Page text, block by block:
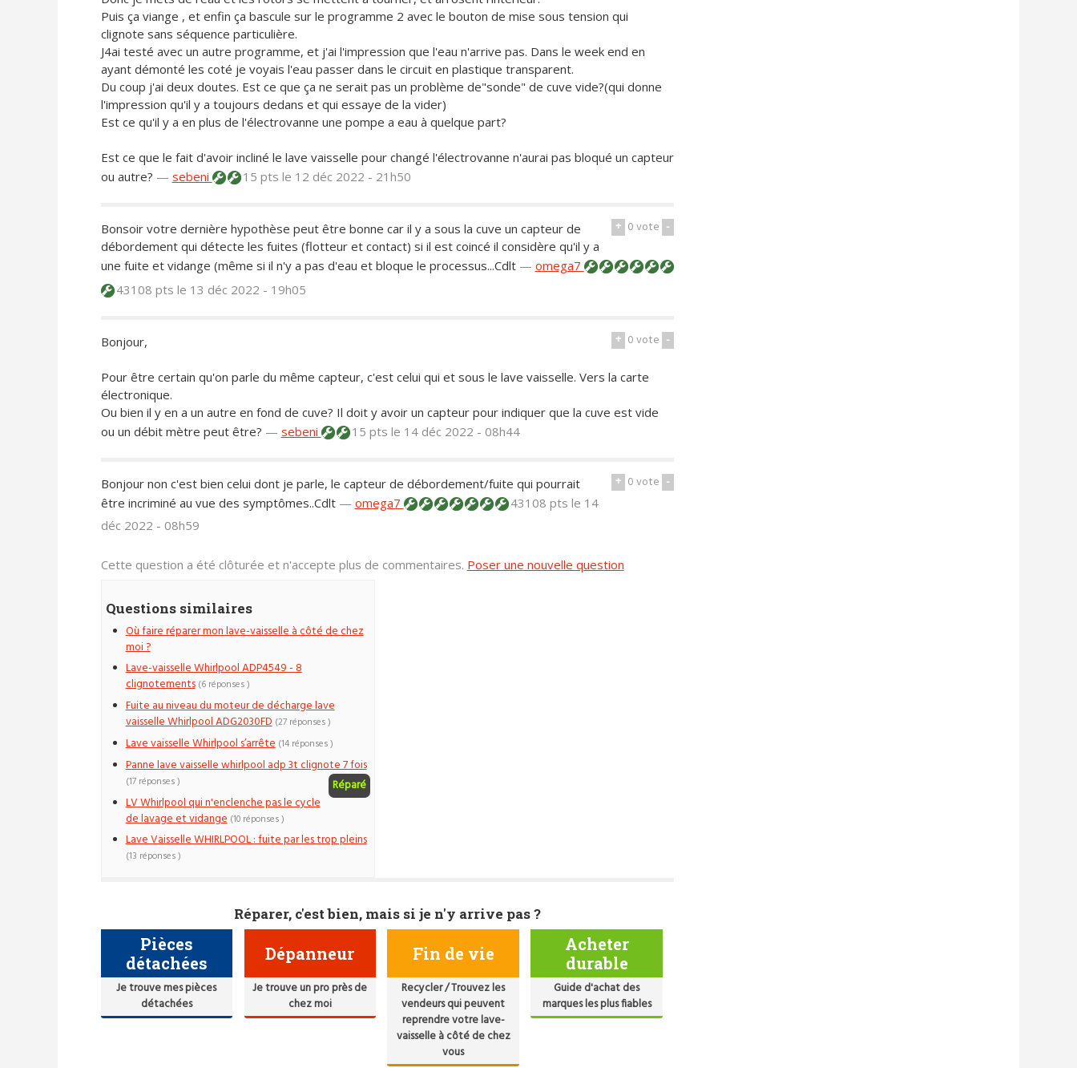
Puis ça viange , et enfin ça bascule sur le programme 2 avec le bouton de mise sous tension qui
clignote sans séquence particulière.
J4ai testé avec un autre programme, et j'ai l'impression que l'eau n'arrive pas. Dans le week end en
ayant démonté les coté je voyais l'eau passer dans le circuit en plastique transparent.
Du coup j'ai deux doutes. Est ce que ça ne serait pas un problème de"sonde" de cuve vide?(qui donne
l'impression qu'il y a toujours dedans et qui essaye de la vider)
Est ce qu'il y a en plus de l'électrovanne une pompe a eau à quelque part?
Est ce que le fait d'avoir incliné le lave vaisselle pour changé l'électrovanne n'aurai pas bloqué un capteur
ou autre? — sebeni 15 pts le 12 déc 2022 - 21h50
+ 0vote -
Bonsoir votre dernière hypothèse peut être bonne car il y a sous la cuve un capteur de
débordement qui détecte les fuites (flotteur et contact) si il est coincé il considère qu'il y a
une fuite et vidange (même si il n'y a pas d'eau et bloque le processus...Cdlt — omega7
43108 pts le 13 déc 2022 - 19h05
+ 0vote -
Bonjour,
Pour être certain qu'on parle du même capteur, c'est celui qui et sous le lave vaisselle. Vers la carte
électronique.
Ou bien il y en a un autre en fond de cuve? Il doit y avoir un capteur pour indiquer que la cuve est vide
ou un débit mètre peut être? — sebeni 15 pts le 14 déc 2022 - 08h44
+ 0vote -
Bonjour non c'est bien celui dont je parle, le capteur de débordement/fuite qui pourrait
être incriminé au vue des symptômes..Cdlt — omega7 43108 pts le 14
déc 2022 - 08h59
Cette question a été clôturée et n'accepte plus de commentaires. Poser une nouvelle question
Questions similaires
Où faire réparer mon lave-vaisselle à côté de chez
moi ?
Lave-vaisselle Whirlpool ADP4549 - 8
clignotements (6 réponses )
Fuite au niveau du moteur de décharge lave
vaisselle Whirlpool ADG2030FD (27 réponses )
Lave vaisselle Whirlpool s’arrête (14 réponses )
Panne lave vaisselle whirlpool adp 3t clignote 7 fois
Réparé
(17 réponses )
LV Whirlpool qui n'enclenche pas le cycle
de lavage et vidange (10 réponses )
Lave Vaisselle WHIRLPOOL : fuite par les trop pleins
(13 réponses )
Réparer, c'est bien, mais si je n'y arrive pas ?
Pièces
détachées
Je trouve mes pièces
détachées
Dépanneur
Je trouve un pro près de
chez moi
Fin de vie
Recycler / Trouvez les
vendeurs qui peuvent
reprendre votre lave-
vaisselle à côté de chez
vous
Acheter
durable
Guide d'achat des
marques les plus fiables